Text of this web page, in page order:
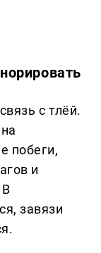
с тлёй.
побеги,
и
завязи